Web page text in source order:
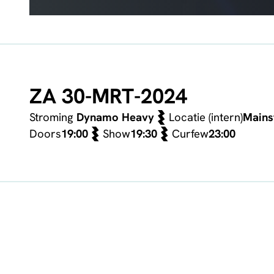
ZA 30-MRT-2024
Stroming Dynamo Heavy Locatie (intern)
Doors19:00 Show19:30 Curfew23:00